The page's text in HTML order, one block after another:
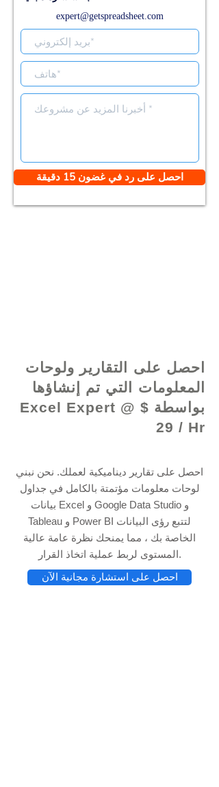
احصل على التقارير ولوحات
المعلومات التي تم إنشاؤها
بواسطة Excel Expert @ $
29 / Hr
احصل على تقارير ديناميكية لعملك. نحن نبني
لوحات معلومات مؤتمتة بالكامل في جداول
بيانات Excel و Google Data Studio و
Tableau و Power BI لتتبع رؤى البيانات
الخاصة بك ، مما يمنحك نظرة عامة عالية
المستوى لربط عملية اتخاذ القرار.
احصل على استشارة مجانية الآن
expert@getspreadsheet.com
احصل على رد في غضون 15 دقيقة